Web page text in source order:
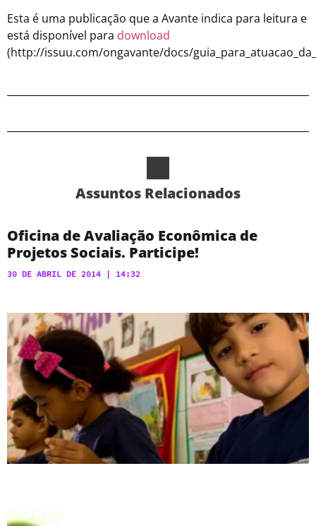
Esta é uma publicação que a Avante indica para leitura e
está disponível para download
(http://issuu.com/ongavante/docs/
Assuntos Relacionados
Oficina de Avaliação Econômica de
Projetos Sociais. Participe!
30 DE ABRIL DE 2014 14:32